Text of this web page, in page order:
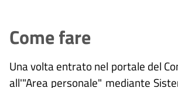
Come fare
Una volta entrato nel portale del
all'"Area personale" mediante